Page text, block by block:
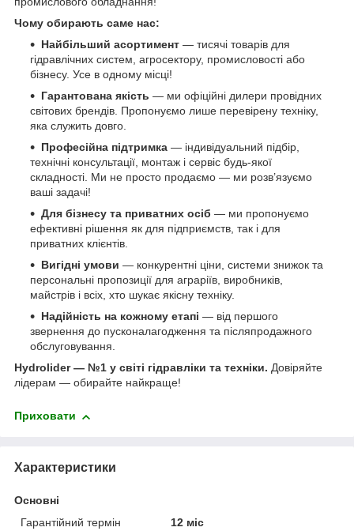
Чому обирають саме нас:
Найбільший асортимент — тисячі товарів для
гідравлічних систем, агросектору, промисловості або
бізнесу. Усе в одному місці!
Гарантована якість — ми офіційні дилери провідних
світових брендів. Пропонуємо лише перевірену техніку,
яка служить довго.
Професійна підтримка — індивідуальний підбір,
технічні консультації, монтаж і сервіс будь-якої
складності. Ми не просто продаємо — ми розв’язуємо
ваші задачі!
Для бізнесу та приватних осіб — ми пропонуємо
ефективні рішення як для підприємств, так і для
приватних клієнтів.
Вигідні умови — конкурентні ціни, системи знижок та
персональні пропозиції для аграріїв, виробників,
майстрів і всіх, хто шукає якісну техніку.
Надійність на кожному етапі — від першого
звернення до пусконалагодження та післяпродажного
обслуговування.
Hydrolider — №1 у світі гідравліки та техніки. Довіряйте
лідерам — обирайте найкраще!
Приховати
Характеристики
Основні
Гарантійний термін
12 міс